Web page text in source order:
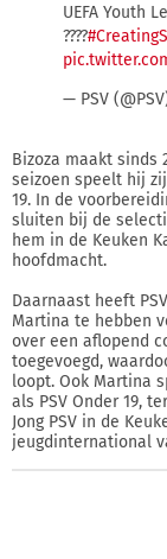
UEFA Youth
????️
— PSV
Bizoza maakt sinds
seizoen speelt hij
19. In de
sluiten bij de
hem in de Keuken
hoofdmacht.
Daarnaast heeft
Martina te hebben
over een aflopend
toegevoegd,
loopt. Ook Martina
als PSV Onder 19,
Jong PSV in de
jeugdinternational